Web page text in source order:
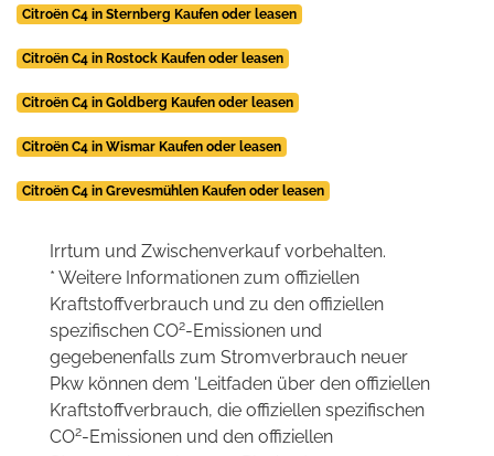
Citroën C4 in Sternberg Kaufen oder leasen
Citroën C4 in Rostock Kaufen oder leasen
Citroën C4 in Goldberg Kaufen oder leasen
Citroën C4 in Wismar Kaufen oder leasen
Citroën C4 in Grevesmühlen Kaufen oder leasen
Irrtum und Zwischenverkauf vorbehalten.
* Weitere Informationen zum offiziellen
Kraftstoffverbrauch und zu den offiziellen
spezifischen CO2-Emissionen und
gegebenenfalls zum Stromverbrauch neuer
Pkw können dem 'Leitfaden über den offiziellen
Kraftstoffverbrauch, die offiziellen spezifischen
CO2-Emissionen und den offiziellen